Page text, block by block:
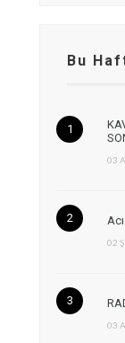
Bu
03
02
03